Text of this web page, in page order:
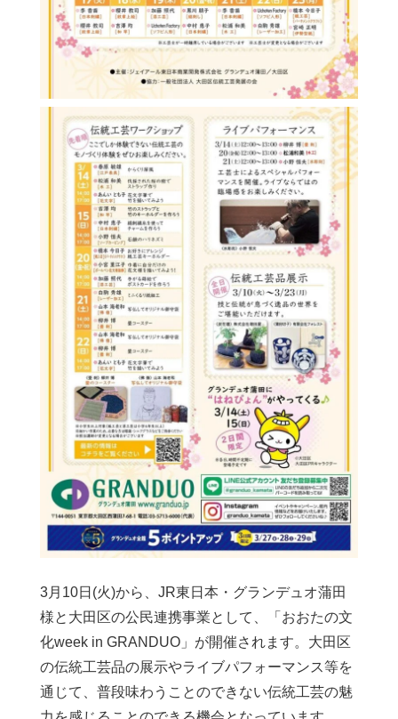
3月10日(火)から、JR東日本・グランデュオ蒲田
様と大田区の公民連携事業として、「おおたの文
化week in GRANDUO」が開催されます。大田区
の伝統工芸品の展示やライブパフォーマンス等を
通じて、普段味わうことのできない伝統工芸の魅